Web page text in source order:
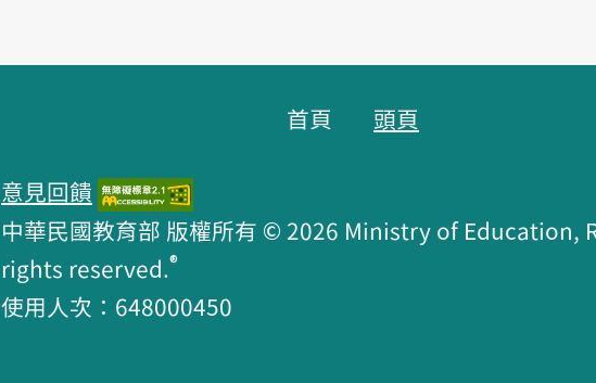
首頁 頭頁
意見回饋
中華民國教育部 版權所有 © 2026 Ministry of Education,
rights reserved.®
使用人次：648000450